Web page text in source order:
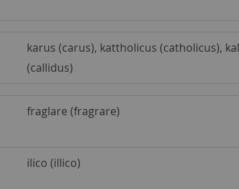
karus (carus), kattholicus (catholicus),
(callidus)
fraglare (fragrare)
ilico (illico)